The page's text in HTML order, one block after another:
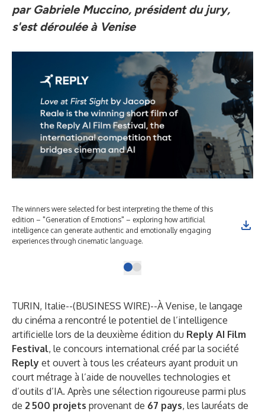
par Gabriele Muccino, président du jury,
s'est déroulée à Venise
The winners were selected for best interpreting the theme of this
edition – "Generation of Emotions" – exploring how artificial
intelligence can generate authentic and emotionally engaging
experiences through cinematic language.
TURIN, Italie--(BUSINESS WIRE)--À Venise, le langage
du cinéma a rencontré le potentiel de l’intelligence
artificielle lors de la deuxième édition du Reply AI Film
Festival, le concours international créé par la société
Reply et ouvert à tous les créateurs ayant produit un
court métrage à l’aide de nouvelles technologies et
d’outils d’IA. Après une sélection rigoureuse parmi plus
de 2 500 projets provenant de 67 pays, les lauréats de